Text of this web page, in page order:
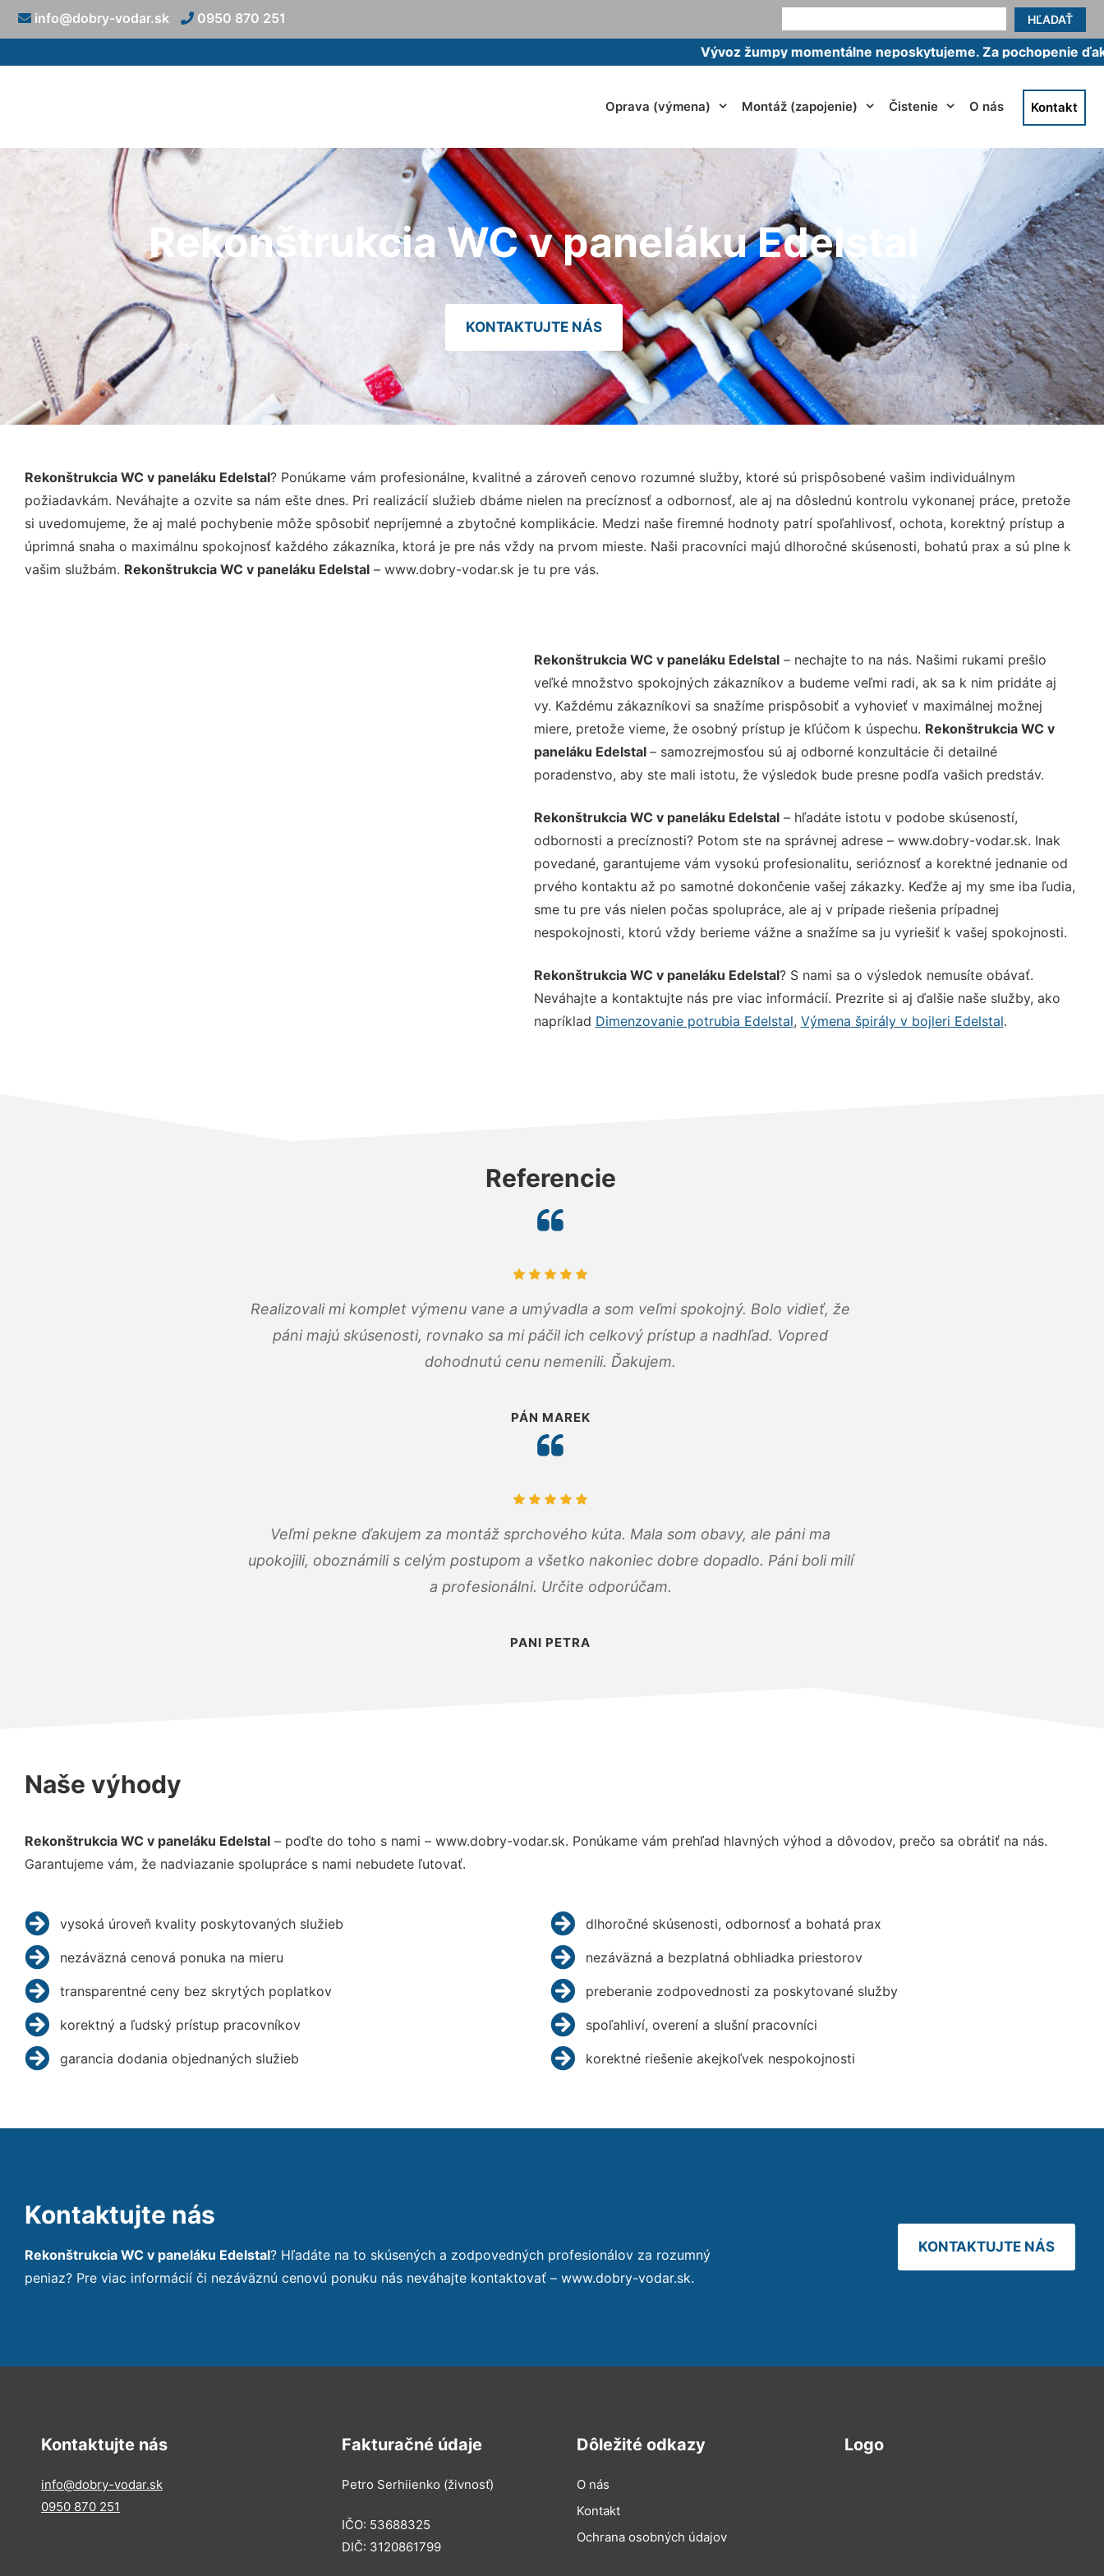
HĽADAŤ
info@dobry-vodar.sk 0950 870 251
Vývoz žumpy momentálne neposkytujeme. Za pochopenie ďakujeme.
Oprava (výmena) Montáž (zapojenie) Čistenie O nás Kontakt
Rekonštrukcia WC v paneláku Edelstal
KONTAKTUJTE NÁS
Rekonštrukcia WC v paneláku Edelstal? Ponúkame vám profesionálne, kvalitné a zároveň cenovo rozumné služby, ktoré sú prispôsobené vašim individuálnym
požiadavkám. Neváhajte a ozvite sa nám ešte dnes. Pri realizácií služieb dbáme nielen na precíznosť a odbornosť, ale aj na dôslednú kontrolu vykonanej práce, pretože
si uvedomujeme, že aj malé pochybenie môže spôsobiť nepríjemné a zbytočné komplikácie. Medzi naše firemné hodnoty patrí spoľahlivosť, ochota, korektný prístup a
úprimná snaha o maximálnu spokojnosť každého zákazníka, ktorá je pre nás vždy na prvom mieste. Naši pracovníci majú dlhoročné skúsenosti, bohatú prax a sú plne k
vašim službám. Rekonštrukcia WC v paneláku Edelstal – www.dobry-vodar.sk je tu pre vás.
Rekonštrukcia WC v paneláku Edelstal– nechajte to na nás. Našimi rukami prešlo
veľké množstvo spokojných zákazníkov a budeme veľmi radi, ak sa k nim pridáte aj
vy. Každému zákazníkovi sa snažíme prispôsobiť a vyhovieť v maximálnej možnej
miere, pretože vieme, že osobný prístup je kľúčom k úspechu. Rekonštrukcia WC v
paneláku Edelstal – samozrejmosťou sú aj odborné konzultácie či detailné
poradenstvo, aby ste mali istotu, že výsledok bude presne podľa vašich predstáv.
Rekonštrukcia WC v paneláku Edelstal– hľadáte istotu v podobe skúseností,
odbornosti a precíznosti? Potom ste na správnej adrese – www.dobry-vodar.sk. Inak
povedané, garantujeme vám vysokú profesionalitu, serióznosť a korektné jednanie od
prvého kontaktu až po samotné dokončenie vašej zákazky. Keďže aj my sme iba ľudia,
sme tu pre vás nielen počas spolupráce, ale aj v prípade riešenia prípadnej
nespokojnosti, ktorú vždy berieme vážne a snažíme sa ju vyriešiť k vašej spokojnosti.
Rekonštrukcia WC v paneláku Edelstal? S nami sa o výsledok nemusíte obávať.
Neváhajte a kontaktujte nás pre viac informácií. Prezrite si aj ďalšie naše služby, ako
napríklad Dimenzovanie potrubia Edelstal, Výmena špirály v bojleri Edelstal.
Referencie
Realizovali mi komplet výmenu vane a umývadla a som veľmi spokojný. Bolo vidieť, že
páni majú skúsenosti, rovnako sa mi páčil ich celkový prístup a nadhľad. Vopred
dohodnutú cenu nemenili. Ďakujem.
PÁN MAREK
Veľmi pekne ďakujem za montáž sprchového kúta. Mala som obavy, ale páni ma
upokojili, oboznámili s celým postupom a všetko nakoniec dobre dopadlo. Páni boli milí
a profesionálni. Určite odporúčam.
PANI PETRA
Naše výhody
Rekonštrukcia WC v paneláku Edelstal – poďte do toho s nami – www.dobry-vodar.sk. Ponúkame vám prehľad hlavných výhod a dôvodov, prečo sa obrátiť na nás.
Garantujeme vám, že nadviazanie spolupráce s nami nebudete ľutovať.
vysoká úroveň kvality poskytovaných služieb
nezáväzná cenová ponuka na mieru
transparentné ceny bez skrytých poplatkov
korektný a ľudský prístup pracovníkov
garancia dodania objednaných služieb
dlhoročné skúsenosti, odbornosť a bohatá prax
nezáväzná a bezplatná obhliadka priestorov
preberanie zodpovednosti za poskytované služby
spoľahliví, overení a slušní pracovníci
korektné riešenie akejkoľvek nespokojnosti
Kontaktujte nás
Rekonštrukcia WC v paneláku Edelstal? Hľadáte na to skúsených a zodpovedných profesionálov za rozumný
peniaz? Pre viac informácií či nezáväznú cenovú ponuku nás neváhajte kontaktovať – www.dobry-vodar.sk.
KONTAKTUJTE NÁS
Kontaktujte nás
info@dobry-vodar.sk
0950 870 251
Fakturačné údaje
Petro Serhiienko (živnosť)
IČO: 53688325
DIČ: 3120861799
Dôležité odkazy
O nás
Kontakt
Ochrana osobných údajov
Logo